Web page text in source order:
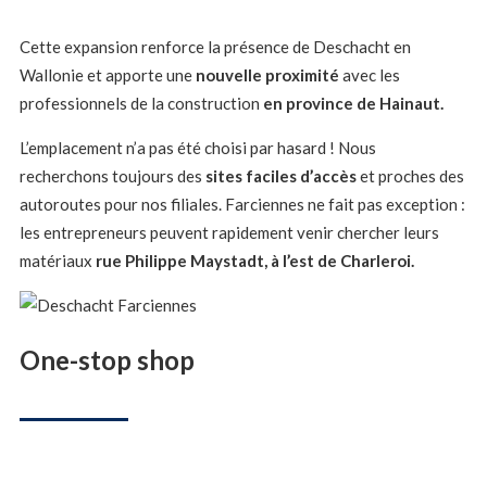
Cette expansion renforce la présence de Deschacht en
Wallonie et apporte une nouvelle proximité avec les
professionnels de la construction en province de Hainaut.
L’emplacement n’a pas été choisi par hasard ! Nous
recherchons toujours des sites faciles d’accèset proches des
autoroutes pour nos filiales. Farciennes ne fait pas exception :
les entrepreneurs peuvent rapidement venir chercher leurs
matériaux rue Philippe Maystadt, à l’est de Charleroi.
One-stop shop